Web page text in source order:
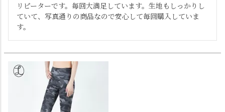
リピーターです。毎回大満足しています。生地もしっかりし
ていて、写真通りの商品なので安心して毎回購入していま
す。